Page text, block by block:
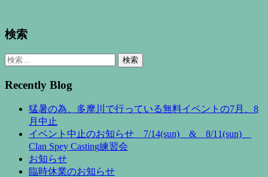
検索
検
Recently Blog
猛暑の為、多摩川で行っている無料イベントの7月、8
月中止
イベント中止のお知らせ 7/14(sun) & 8/11(sun)
Clan Spey Casting練習会
お知らせ
臨時休業のお知らせ